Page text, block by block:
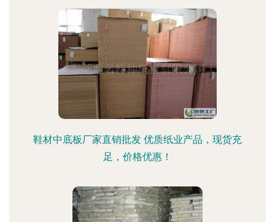
鞋材中底板厂家直销批发 优质纸业产品，现货充
足，价格优惠！